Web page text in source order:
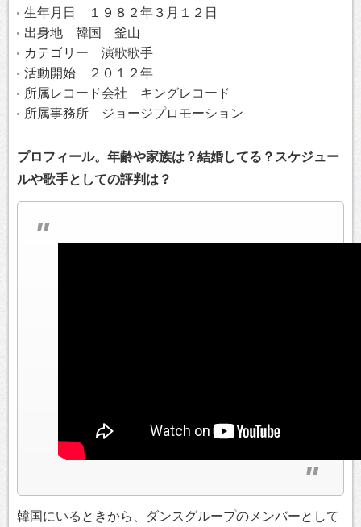
生年月日 １９８２年３月１２日
出身地 韓国 釜山
カテゴリー 演歌歌手
活動開始 ２０１２年
所属レコード会社 キングレコード
所属事務所 ジョージプロモーション
プロフィール。年齢や家族は？結婚してる？スケジュー
ルや歌手としての評判は？
韓国にいるときから、ダンスグループのメンバーとして